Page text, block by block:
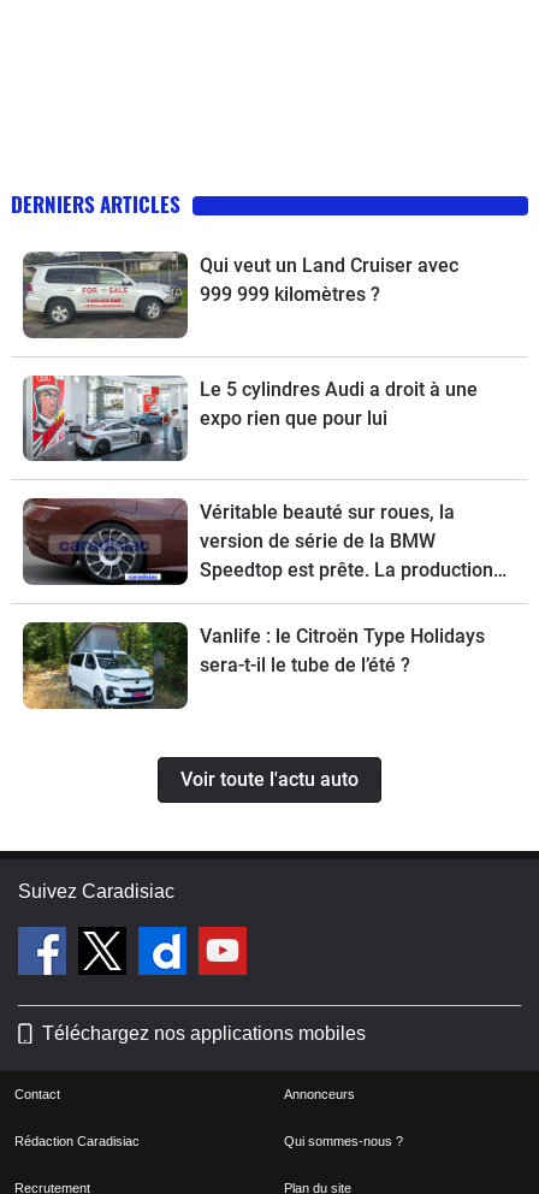
DERNIERS ARTICLES
Qui veut un Land Cruiser avec
999 999 kilomètres ?
Le 5 cylindres Audi a droit à une
expo rien que pour lui
Véritable beauté sur roues, la
version de série de la BMW
Speedtop est prête. La production
de ce break de chasse sera limitée à
70 exemplaires.
Vanlife : le Citroën Type Holidays
sera-t-il le tube de l’été ?
Voir toute l'actu auto
Suivez Caradisiac
Téléchargez nos applications mobiles
Contact Annonceurs
Rédaction Caradisiac Qui sommes-nous ?
Recrutement Plan du site